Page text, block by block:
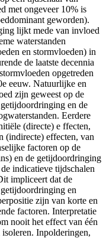
met ongeveer 10% is
geworden).
lijkt mede van invloed
waterstanden
en stormvloeden) in
de laatste decennia
opgetreden
eeuw. Natuurlijke en
zijn geweest op de
en de
Eerdere
(directe) e ffecten,
(indirecte) effecten, van
factoren op de
en de getijdoordringing
indicatieve tijdschalen
impliceert dat de
en
zijn van korte en
factoren. Interpretatie
nooit het effect van één
Inpolderingen,